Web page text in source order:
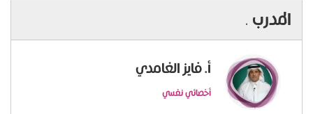
المدرب .
أ. فايز الغامدي
أخصائي نفسي